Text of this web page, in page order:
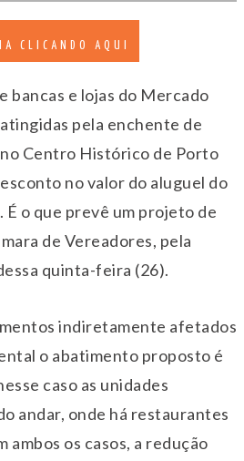
CLICANDO AQUI
bancas e lojas do Mercado
pela enchente de
no Centro Histórico de Porto
no valor do aluguel do
o que prevê um projeto de
de Vereadores, pela
quinta-feira (26).
indiretamente afetados
o abatimento proposto é
caso as unidades
andar, onde há restaurantes
ambos os casos, a redução